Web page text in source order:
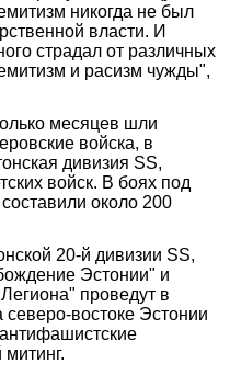
никогда не был
власти. И
страдал от различных
и расизм чужды",
месяцев шли
войска, в
дивизия SS,
войск. В боях под
около 200
20-й дивизии SS,
Эстонии" и
проведут в
востоке Эстонии